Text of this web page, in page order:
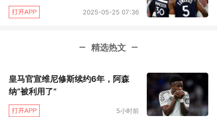
2025-05-25 07:36
精选热文
皇马官宣维尼修斯续约6年，阿森
纳“被利用了”
5小时前